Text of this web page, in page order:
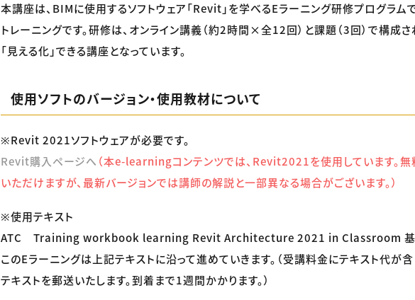
本講座は、BIMに使用するソフトウェア「Revit」を学べるEラーニング研修プログラム
トレーニングです。研修は、オンライン講義（約2時間×全12回）と課題（3回）で構成
「見える化」できる講座となっています。
使用ソフトのバージョン・使用教材について
※Revit 2021ソフトウェアが必要です。
Revit購入ページへ （本e-learningコンテンツでは、Revit2021を使用しています。
いただけますが、最新バージョンでは講師の解説と一部異なる場合がございます。）
※使用テキスト
ATC Training workbook learning Revit Architecture 2021 in Classroom 基
このEラーニングは上記テキストに沿って進めていきます。（受講料金にテキスト代が
テキストを郵送いたします。到着まで1週間かかります。）